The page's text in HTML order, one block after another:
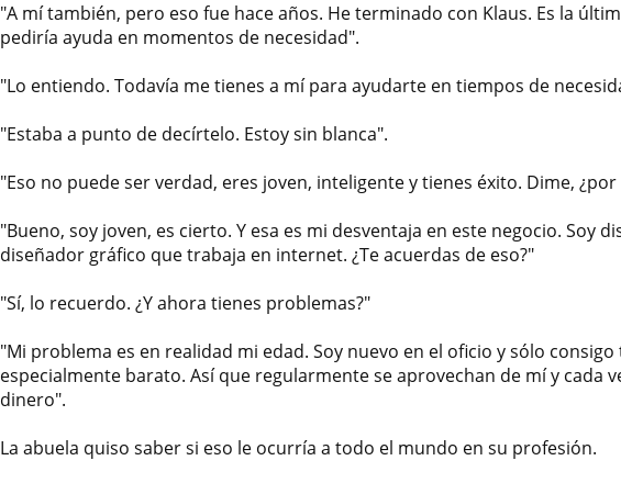
"A mí también, pero eso fue hace años. He terminado con Klaus. Es la
pediría ayuda en momentos de necesidad".
"Lo entiendo. Todavía me tienes a mí para ayudarte en tiempos de
"Estaba a punto de decírtelo. Estoy sin blanca".
"Eso no puede ser verdad, eres joven, inteligente y tienes éxito. Dime,
"Bueno, soy joven, es cierto. Y esa es mi desventaja en este negocio. Soy
diseñador gráfico que trabaja en internet. ¿Te acuerdas de eso?"
"Sí, lo recuerdo. ¿Y ahora tienes problemas?"
"Mi problema es en realidad mi edad. Soy nuevo en el oficio y sólo
especialmente barato. Así que regularmente se aprovechan de mí y cada
dinero".
La abuela quiso saber si eso le ocurría a todo el mundo en su profesión.